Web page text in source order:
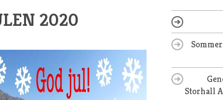
2020
Storhall